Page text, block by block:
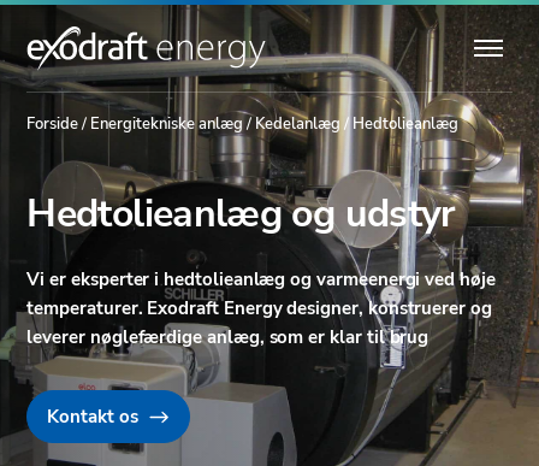
Forside/ Energitekniske anlæg / Kedelanlæg / Hedtolieanlæg
Hedtolieanlæg og udstyr
Vi er eksperter i hedtolieanlæg og varmeenergi ved høje
temperaturer. Exodraft Energy designer, konstruerer og
leverer nøglefærdige anlæg, som er klar til brug
Kontakt os